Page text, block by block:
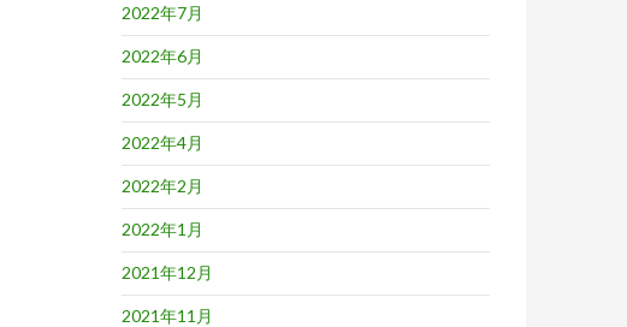
2022年7月
2022年6月
2022年5月
2022年4月
2022年2月
2022年1月
2021年12月
2021年11月